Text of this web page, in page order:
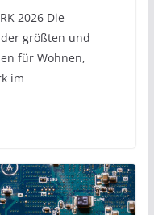
2026 Die
der größten und
für Wohnen,
im